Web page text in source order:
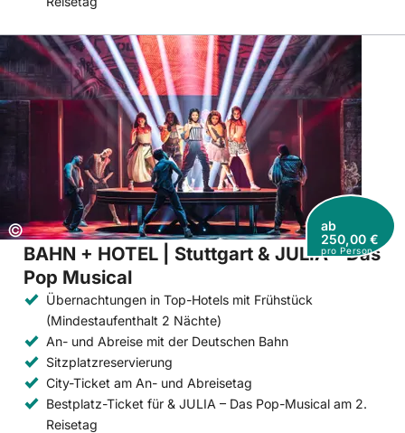
Copyright:
©
ab
250,00 €
pro Person
BAHN + HOTEL | Stuttgart & JULIA – Das
Pop Musical
Übernachtungen in Top-Hotels mit Frühstück
(Mindestaufenthalt 2 Nächte)
An- und Abreise mit der Deutschen Bahn
Sitzplatzreservierung
City-Ticket am An- und Abreisetag
Bestplatz-Ticket für & JULIA – Das Pop-Musical am 2.
Reisetag